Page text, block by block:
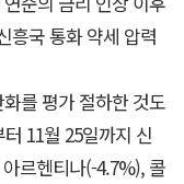
흥국 통화 약세 압력
를 평가 절하한 것도
11월 25일까지 신
르헨티나(-4.7%), 콜